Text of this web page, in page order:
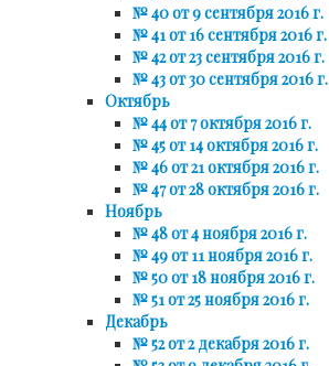
№ 40 от 9 сентября 2016 г.
№ 41 от 16 сентября 2016 г.
№ 42 от 23 сентября 2016 г.
№ 43 от 30 сентября 2016 г.
Октябрь
№ 44 от 7 октября 2016 г.
№ 45 от 14 октября 2016 г.
№ 46 от 21 октября 2016 г.
№ 47 от 28 октября 2016 г.
Ноябрь
№ 48 от 4 ноября 2016 г.
№ 49 от 11 ноября 2016 г.
№ 50 от 18 ноября 2016 г.
№ 51 от 25 ноября 2016 г.
Декабрь
№ 52 от 2 декабря 2016 г.